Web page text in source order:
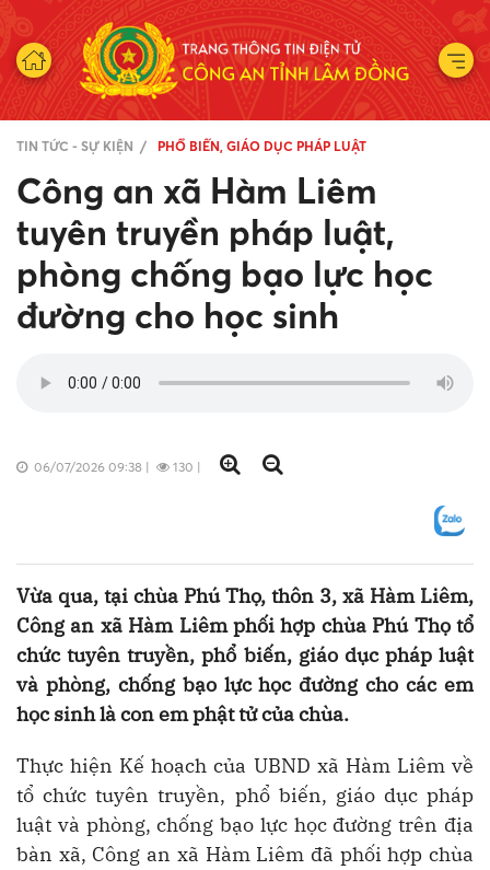
TIN TỨC - SỰ KIỆN PHỔ BIẾN, GIÁO DỤC PHÁP LUẬT
Công an xã Hàm Liêm
tuyên truyền pháp luật,
phòng chống bạo lực học
đường cho học sinh
06/07/2026 09:38 | 130 |
Vừa qua, tại chùa Phú Thọ, thôn 3, xã Hàm Liêm,
Công an xã Hàm Liêm phối hợp chùa Phú Thọ tổ
chức tuyên truyền, phổ biến, giáo dục pháp luật
và phòng, chống bạo lực học đường cho các em
học sinh là con em phật tử của chùa.
Thực hiện Kế hoạch của UBND xã Hàm Liêm về
tổ chức tuyên truyền, phổ biến, giáo dục pháp
luật và phòng, chống bạo lực học đường trên địa
bàn xã, Công an xã Hàm Liêm đã phối hợp chùa